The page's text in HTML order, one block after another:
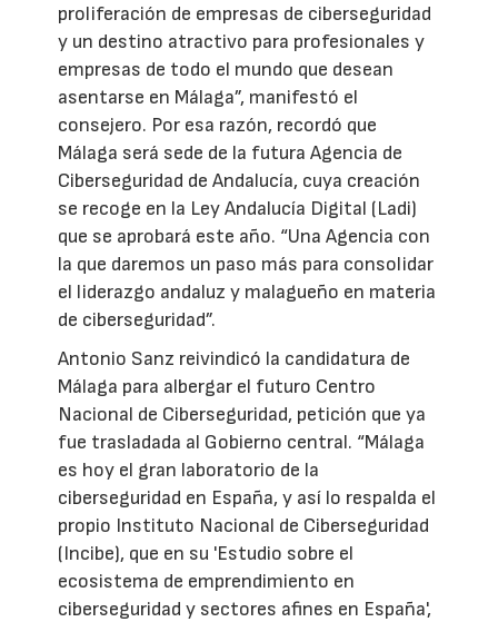
proliferación de empresas de ciberseguridad
y un destino atractivo para profesionales y
empresas de todo el mundo que desean
asentarse en Málaga”, manifestó el
consejero. Por esa razón, recordó que
Málaga será sede de la futura Agencia de
Ciberseguridad de Andalucía, cuya creación
se recoge en la Ley Andalucía Digital (Ladi)
que se aprobará este año. “Una Agencia con
la que daremos un paso más para consolidar
el liderazgo andaluz y malagueño en materia
de ciberseguridad”.
Antonio Sanz reivindicó la candidatura de
Málaga para albergar el futuro Centro
Nacional de Ciberseguridad, petición que ya
fue trasladada al Gobierno central. “Málaga
es hoy el gran laboratorio de la
ciberseguridad en España, y así lo respalda el
propio Instituto Nacional de Ciberseguridad
(Incibe), que en su 'Estudio sobre el
ecosistema de emprendimiento en
ciberseguridad y sectores afines en España',